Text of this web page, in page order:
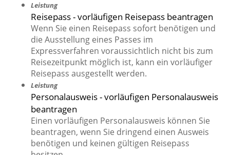
Leistung
Reisepass - vorläufigen Reisepass beantragen
Wenn Sie einen Reisepass sofort benötigen und
die Ausstellung eines Passes im
Expressverfahren voraussichtlich nicht bis zum
Reisezeitpunkt möglich ist, kann ein vorläufiger
Reisepass ausgestellt werden.
Leistung
Personalausweis - vorläufigen Personalausweis
beantragen
Einen vorläufigen Personalausweis können Sie
beantragen, wenn Sie dringend einen Ausweis
benötigen und keinen gültigen Reisepass